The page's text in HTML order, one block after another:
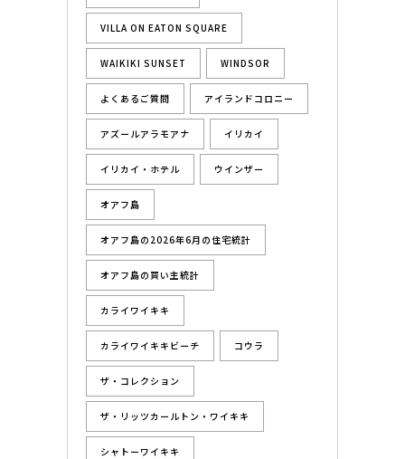
VILLA ON EATON SQUARE
WAIKIKI SUNSET WINDSOR
よくあるご質問 アイランドコロニー
アズールアラモアナ イリカイ
イリカイ・ホテル ウインザー
オアフ島
オアフ島の2026年6月の住宅統計
オアフ島の買い主統計
カライワイキキ
カライワイキキビーチ コウラ
ザ・コレクション
ザ・リッツカールトン・ワイキキ
シャトーワイキキ